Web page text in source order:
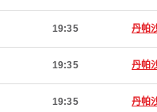
19:35 丹帕
19:35 丹帕
19:35 丹帕